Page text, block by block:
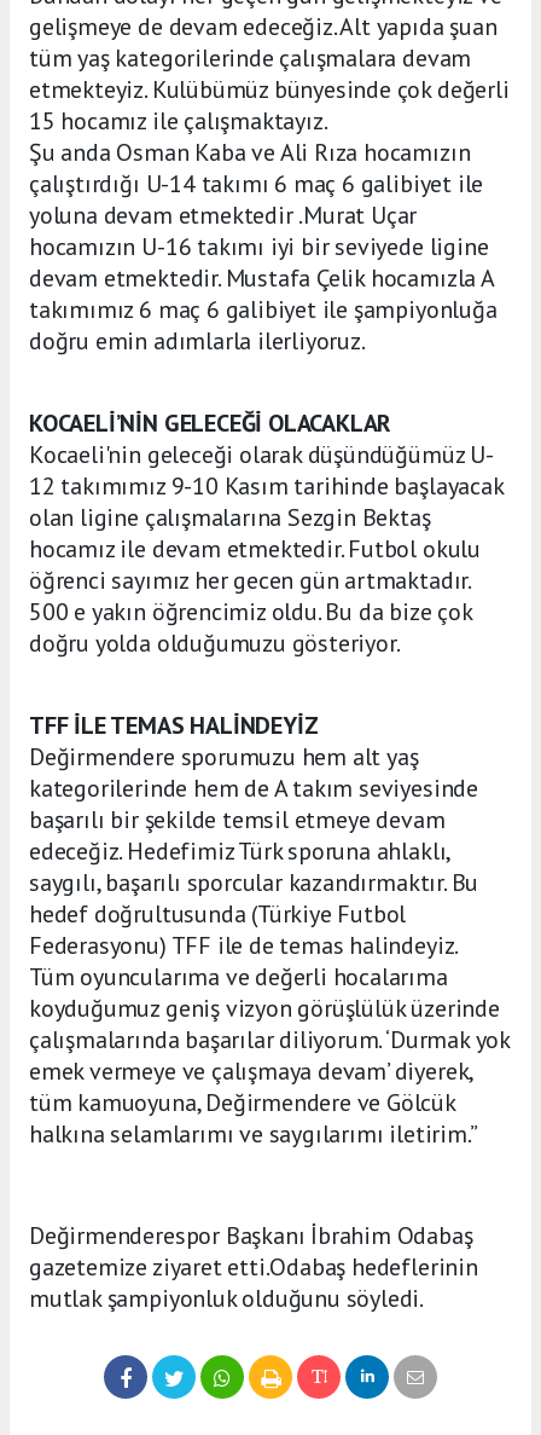
gelişmeye de devam edeceğiz. Alt yapıda şuan
tüm yaş kategorilerinde çalışmalara devam
etmekteyiz. Kulübümüz bünyesinde çok değerli
15 hocamız ile çalışmaktayız.
Şu anda Osman Kaba ve Ali Rıza hocamızın
çalıştırdığı U-14 takımı 6 maç 6 galibiyet ile
yoluna devam etmektedir .Murat Uçar
hocamızın U-16 takımı iyi bir seviyede ligine
devam etmektedir. Mustafa Çelik hocamızla A
takımımız 6 maç 6 galibiyet ile şampiyonluğa
doğru emin adımlarla ilerliyoruz.
KOCAELİ’NİN GELECEĞİ OLACAKLAR
Kocaeli'nin geleceği olarak düşündüğümüz U-
12 takımımız 9-10 Kasım tarihinde başlayacak
olan ligine çalışmalarına Sezgin Bektaş
hocamız ile devam etmektedir. Futbol okulu
öğrenci sayımız her gecen gün artmaktadır.
500 e yakın öğrencimiz oldu. Bu da bize çok
doğru yolda olduğumuzu gösteriyor.
TFF İLE TEMAS HALİNDEYİZ
Değirmendere sporumuzu hem alt yaş
kategorilerinde hem de A takım seviyesinde
başarılı bir şekilde temsil etmeye devam
edeceğiz. Hedefimiz Türk sporuna ahlaklı,
saygılı, başarılı sporcular kazandırmaktır. Bu
hedef doğrultusunda (Türkiye Futbol
Federasyonu) TFF ile de temas halindeyiz.
Tüm oyuncularıma ve değerli hocalarıma
koyduğumuz geniş vizyon görüşlülük üzerinde
çalışmalarında başarılar diliyorum. ‘Durmak yok
emek vermeye ve çalışmaya devam’ diyerek,
tüm kamuoyuna, Değirmendere ve Gölcük
halkına selamlarımı ve saygılarımı iletirim.”
Değirmenderespor Başkanı İbrahim Odabaş
gazetemize ziyaret etti.Odabaş hedeflerinin
mutlak şampiyonluk olduğunu söyledi.